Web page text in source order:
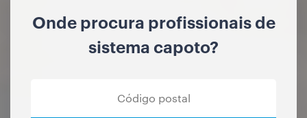
Onde procura profissionais de
sistema capoto?